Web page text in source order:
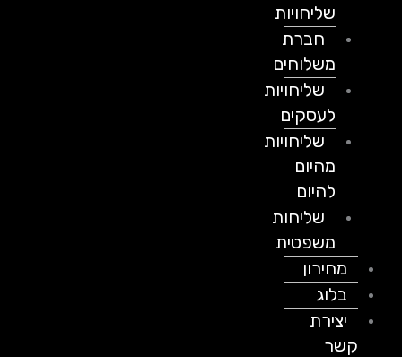
שליחויות
חברת
משלוחים
שליחויות
לעסקים
שליחויות
מהיום
להיום
שליחות
משפטית
מחירון
בלוג
יצירת
קשר